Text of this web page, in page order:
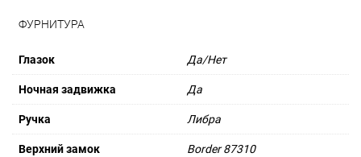
ФУРНИТУРА
Глазок Да/Нет
Ночная задвижка Да
Ручка Либра
Верхний замок Border 87310